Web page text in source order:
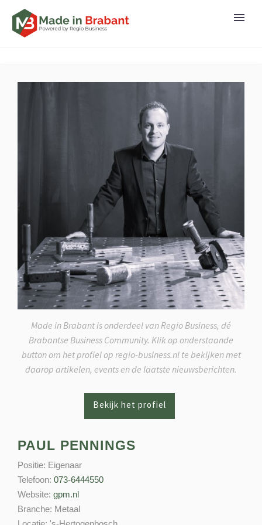
Made in Brabant is onderdeel van Regio Business, dé
Brabantse Business Community. Klik op onderstaande
button om het profiel op regio-business.nl te bekijken met
daarop artikelen, events en de laatste nieuwsberichten.
PAUL PENNINGS
Positie: Eigenaar
Telefoon: 073-6444550
Website: gpm.nl
Branche: Metaal